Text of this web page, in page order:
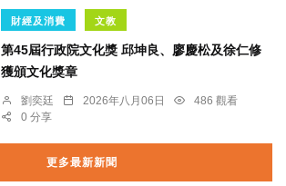
財經及消費 文教
第45屆行政院文化獎 邱坤良、廖慶松及徐仁修
獲頒文化獎章
劉奕廷 2026年八月06日
486 觀看
0 分享
更多最新新聞